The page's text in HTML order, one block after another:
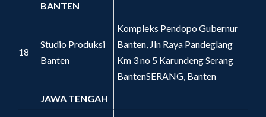
BANTEN
18
Studio Produksi
Banten
Kompleks Pendopo Gubernur
Banten, Jln Raya Pandeglang
Km 3 no 5 Karundeng Serang
BantenSERANG, Banten
JAWA TENGAH